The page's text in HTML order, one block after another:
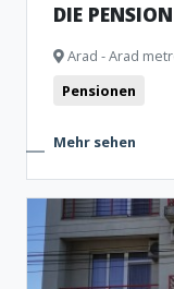
DIE
Arad - Arad
Pensionen
Mehr sehen